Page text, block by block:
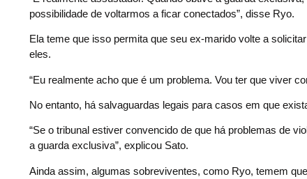
possibilidade de voltarmos a ficar conectados”, disse Ryo.
Ela teme que isso permita que seu ex-marido volte a
eles.
“Eu realmente acho que é um problema. Vou ter que viver
No entanto, há salvaguardas legais para casos em que
“Se o tribunal estiver convencido de que há problemas de
a guarda exclusiva”, explicou Sato.
Ainda assim, algumas sobreviventes, como Ryo, temem